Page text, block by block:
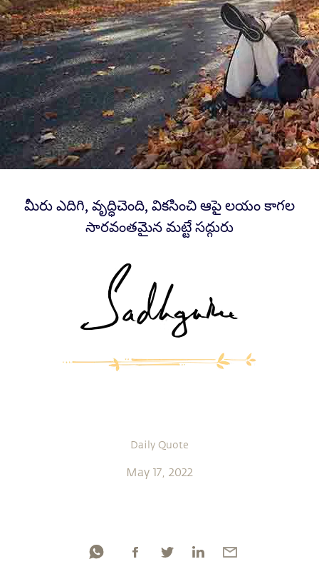
మీరు ఎదిగి, వృద్ధిచెంది, వికసించి ఆపై లయం కాగల
సారవంతమైన మట్టే సద్గురు
Daily Quote
May 17, 2022